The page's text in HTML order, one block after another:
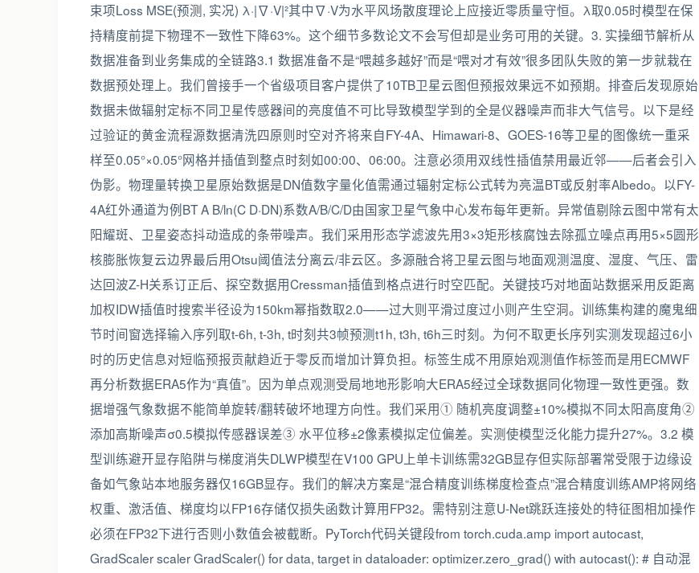
束项Loss MSE(预测, 实况) λ·|∇·V|²其中∇·V为水平风场散度理论上应接近零质量守恒。λ取0.05时模型在保
持精度前提下物理不一致性下降63%。这个细节多数论文不会写但却是业务可用的关键。3. 实操细节解析从
数据准备到业务集成的全链路3.1 数据准备不是“喂越多越好”而是“喂对才有效”很多团队失败的第一步就栽在
数据预处理上。我们曾接手一个省级项目客户提供了10TB卫星云图但预报效果远不如预期。排查后发现原始
数据未做辐射定标不同卫星传感器间的亮度值不可比导致模型学到的全是仪器噪声而非大气信号。以下是经
过验证的黄金流程源数据清洗四原则时空对齐将来自FY-4A、Himawari-8、GOES-16等卫星的图像统一重采
样至0.05°×0.05°网格并插值到整点时刻如00:00、06:00。注意必须用双线性插值禁用最近邻——后者会引入
伪影。物理量转换卫星原始数据是DN值数字量化值需通过辐射定标公式转为亮温BT或反射率Albedo。以FY-
4A红外通道为例BT A B/ln(C D·DN)系数A/B/C/D由国家卫星气象中心发布每年更新。异常值剔除云图中常有太
阳耀斑、卫星姿态抖动造成的条带噪声。我们采用形态学滤波先用3×3矩形核腐蚀去除孤立噪点再用5×5圆形
核膨胀恢复云边界最后用Otsu阈值法分离云/非云区。多源融合将卫星云图与地面观测温度、湿度、气压、雷
达回波Z-H关系订正后、探空数据用Cressman插值到格点进行时空匹配。关键技巧对地面站数据采用反距离
加权IDW插值时搜索半径设为150km幂指数取2.0——过大则平滑过度过小则产生空洞。训练集构建的魔鬼细
节时间窗选择输入序列取t-6h, t-3h, t时刻共3帧预测t1h, t3h, t6h三时刻。为何不取更长序列实测发现超过6小
时的历史信息对短临预报贡献趋近于零反而增加计算负担。标签生成不用原始观测值作标签而是用ECMWF
再分析数据ERA5作为“真值”。因为单点观测受局地地形影响大ERA5经过全球数据同化物理一致性更强。数
据增强气象数据不能简单旋转/翻转破坏地理方向性。我们采用① 随机亮度调整±10%模拟不同太阳高度角②
添加高斯噪声σ0.5模拟传感器误差③ 水平位移±2像素模拟定位偏差。实测使模型泛化能力提升27%。3.2 模
型训练避开显存陷阱与梯度消失DLWP模型在V100 GPU上单卡训练需32GB显存但实际部署常受限于边缘设
备如气象站本地服务器仅16GB显存。我们的解决方案是“混合精度训练梯度检查点”混合精度训练AMP将网络
权重、激活值、梯度均以FP16存储仅损失函数计算用FP32。需特别注意U-Net跳跃连接处的特征图相加操作
必须在FP32下进行否则小数值会被截断。PyTorch代码关键段from torch.cuda.amp import autocast,
GradScaler scaler GradScaler() for data, target in dataloader: optimizer.zero_grad() with autocast(): # 自动混